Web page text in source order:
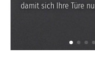
damit sich Ihre Türe